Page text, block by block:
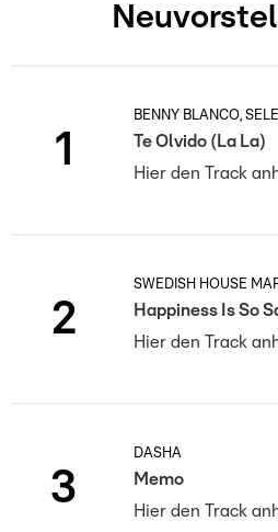
1
BENNY BLANCO,
Te Olvido (La La)
Hier den Track
2
SWEDISH HOUSE
Happiness Is So
Hier den Track
3
DASHA
Memo
Hier den Track